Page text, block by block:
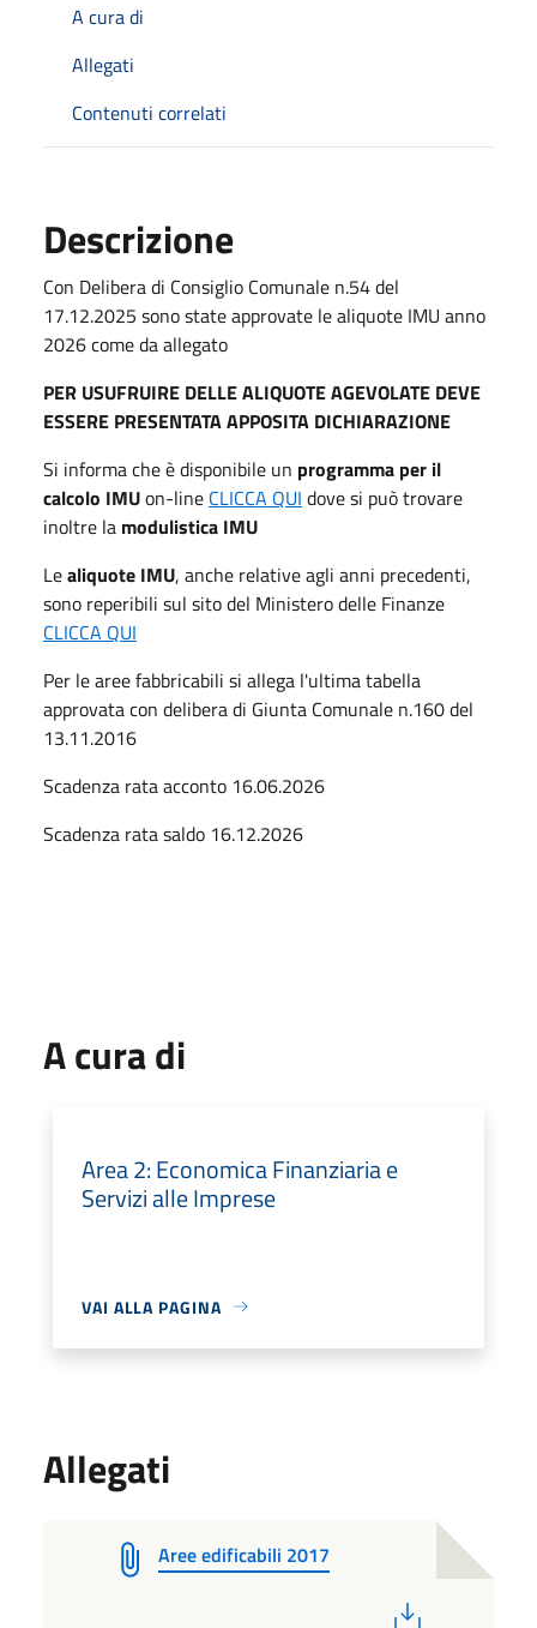
A cura di
Allegati
Contenuti correlati
Descrizione
Con Delibera di Consiglio Comunale n.54 del
17.12.2025 sono state approvate le aliquote IMU anno
2026 come da allegato
PER USUFRUIRE DELLE ALIQUOTE AGEVOLATE DEVE
ESSERE PRESENTATA APPOSITA DICHIARAZIONE
Si informa che è disponibile un programma per il
calcolo IMUon-line CLICCA QUI dove si può trovare
inoltre la modulistica IMU
Lealiquote IMU, anche relative agli anni precedenti,
sono reperibili sul sito del Ministero delle Finanze
CLICCA QUI
Per le aree fabbricabili si allega l'ultima tabella
approvata con delibera di Giunta Comunale n.160 del
13.11.2016
Scadenza rata acconto 16.06.2026
Scadenza rata saldo 16.12.2026
A cura di
Area 2: Economica Finanziaria e
Servizi alle Imprese
VAI ALLA PAGINA
Allegati
Aree edificabili 2017